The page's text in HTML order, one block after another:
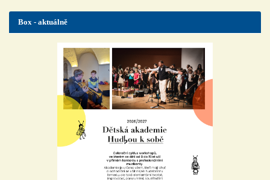
Box - aktuálně